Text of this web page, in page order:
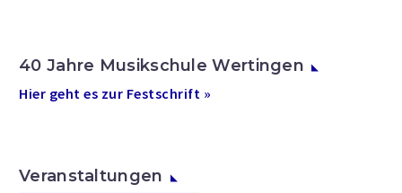
40 Jahre Musikschule Wertingen
Hier geht es zur Festschrift »
Veranstaltungen